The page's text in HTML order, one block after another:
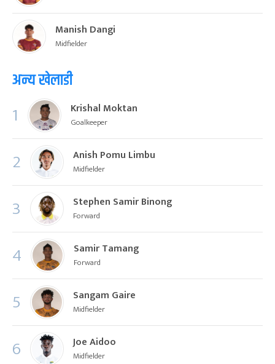
Manish Dangi
Midfielder
अन्य खेलाडी
1 Krishal Moktan
Goalkeeper
2 Anish Pomu Limbu
Midfielder
3 Stephen Samir Binong
Forward
4 Samir Tamang
Forward
5 Sangam Gaire
Midfielder
6 Joe Aidoo
Midfielder